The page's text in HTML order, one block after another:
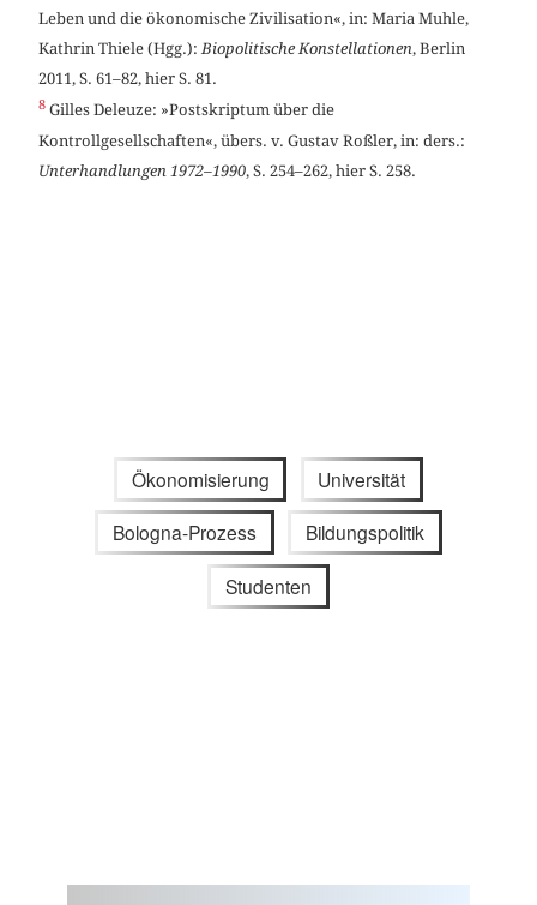
Leben und die ökonomische Zivilisation«, in: Maria Muhle,
Kathrin Thiele (Hgg.):Biopolitische Konstellationen, Berlin
2011, S. 61–82, hier S. 81.
8 Gilles Deleuze: »Postskriptum über die
Kontrollgesellschaften«, übers. v. Gustav Roßler, in: ders.:
Unterhandlungen 1972–1990, S. 254–262, hier S. 258.
Ökonomisierung Universität
Bologna-Prozess Bildungspolitik
Studenten